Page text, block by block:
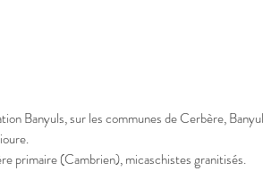
Banyuls, sur les communes de Cerbère,
primaire (Cambrien), micaschistes granitisés.